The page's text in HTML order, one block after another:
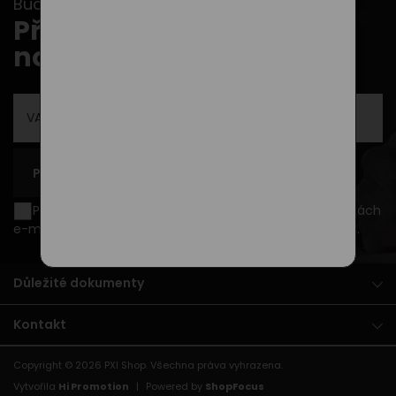
Buďte v obraze s našimi newslettery...
Přihlašte se k odběru
novinek
PŘIHLÁSIT SE K ODBĚRU
Přeji si být informován o novinkách a akčních nabídkách
e-mailem a souhlasím se
.
Důležité dokumenty
Kontakt
Copyright © 2026 PXI Shop . Všechna práva vyhrazena.
Vytvořila Hi Promotion Powered by ShopFocus